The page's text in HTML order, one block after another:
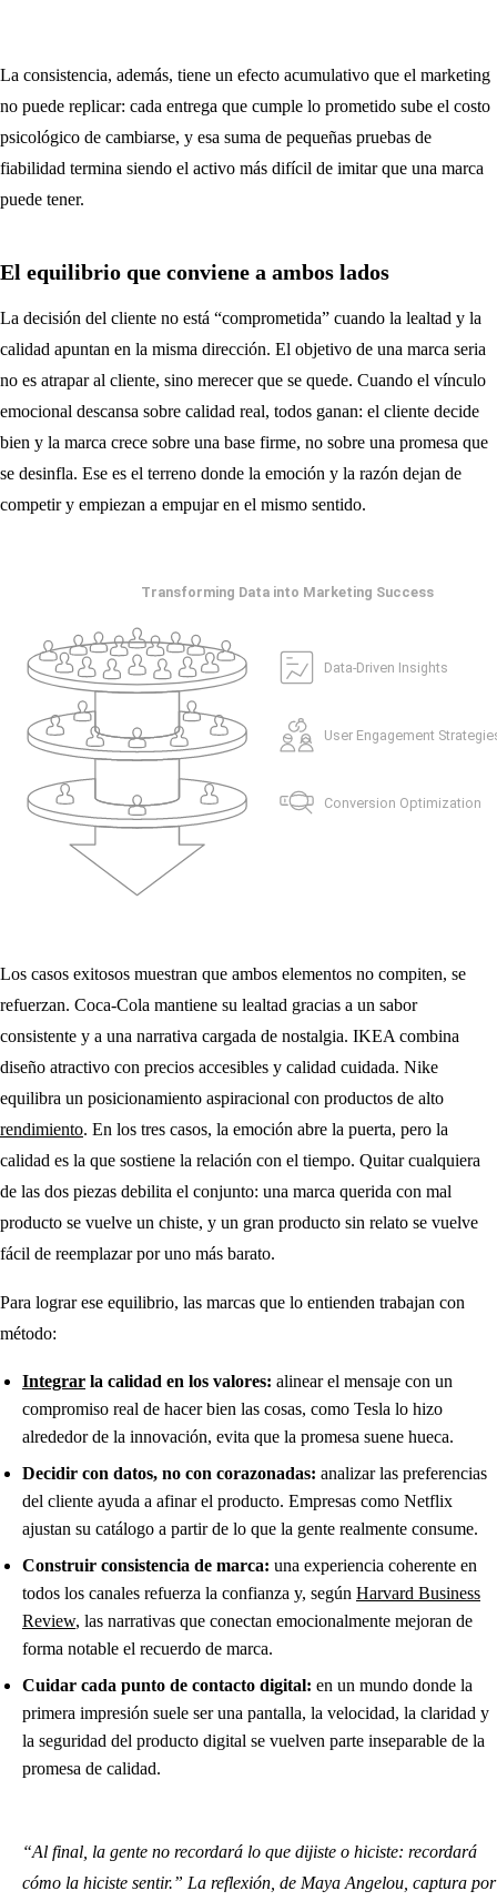
La consistencia, además, tiene un efecto acumulativo que el marketing
no puede replicar: cada entrega que cumple lo prometido sube el costo
psicológico de cambiarse, y esa suma de pequeñas pruebas de
fiabilidad termina siendo el activo más difícil de imitar que una marca
puede tener.
El equilibrio que conviene a ambos lados
La decisión del cliente no está “comprometida” cuando la lealtad y la
calidad apuntan en la misma dirección. El objetivo de una marca seria
no es atrapar al cliente, sino merecer que se quede. Cuando el vínculo
emocional descansa sobre calidad real, todos ganan: el cliente decide
bien y la marca crece sobre una base firme, no sobre una promesa que
se desinfla. Ese es el terreno donde la emoción y la razón dejan de
competir y empiezan a empujar en el mismo sentido.
Los casos exitosos muestran que ambos elementos no compiten, se
refuerzan. Coca-Cola mantiene su lealtad gracias a un sabor
consistente y a una narrativa cargada de nostalgia. IKEA combina
diseño atractivo con precios accesibles y calidad cuidada. Nike
equilibra un posicionamiento aspiracional con productos de alto
rendimiento. En los tres casos, la emoción abre la puerta, pero la
calidad es la que sostiene la relación con el tiempo. Quitar cualquiera
de las dos piezas debilita el conjunto: una marca querida con mal
producto se vuelve un chiste, y un gran producto sin relato se vuelve
fácil de reemplazar por uno más barato.
Para lograr ese equilibrio, las marcas que lo entienden trabajan con
método:
Integrar la calidad en los valores: alinear el mensaje con un
compromiso real de hacer bien las cosas, como Tesla lo hizo
alrededor de la innovación, evita que la promesa suene hueca.
Decidir con datos, no con corazonadas: analizar las preferencias
del cliente ayuda a afinar el producto. Empresas como Netflix
ajustan su catálogo a partir de lo que la gente realmente consume.
Construir consistencia de marca: una experiencia coherente en
todos los canales refuerza la confianza y, según Harvard Business
Review, las narrativas que conectan emocionalmente mejoran de
forma notable el recuerdo de marca.
Cuidar cada punto de contacto digital: en un mundo donde la
primera impresión suele ser una pantalla, la velocidad, la claridad y
la seguridad del producto digital se vuelven parte inseparable de la
promesa de calidad.
“Al final, la gente no recordará lo que dijiste o hiciste: recordará
cómo la hiciste sentir.” La reflexión, de Maya Angelou, captura por